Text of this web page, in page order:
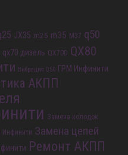
JX35 m25 m35 M37 q50
qx70 дизель QX70D QX80
Вибрация Q50 ГРМ Инфинити
АКПП
Замена колодок
Замена цепей
Ремонт АКПП